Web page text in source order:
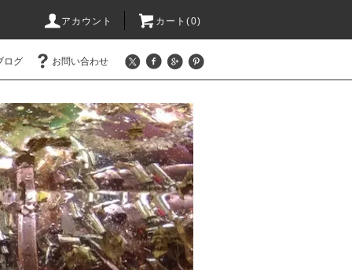
アカウント カート(0)
ログ お問い合わせ